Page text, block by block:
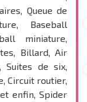
Queue de
Baseball
miniature,
Billard, Air
Suites de six,
Circuit routier,
enfin, Spider